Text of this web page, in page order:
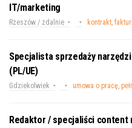
IT/marketing
Rzeszów / zdalnie kontrakt,
Specjalista sprzedaży
(PL/UE)
Gdziekolwiek umowa o pracę,
Redaktor / specjaliści